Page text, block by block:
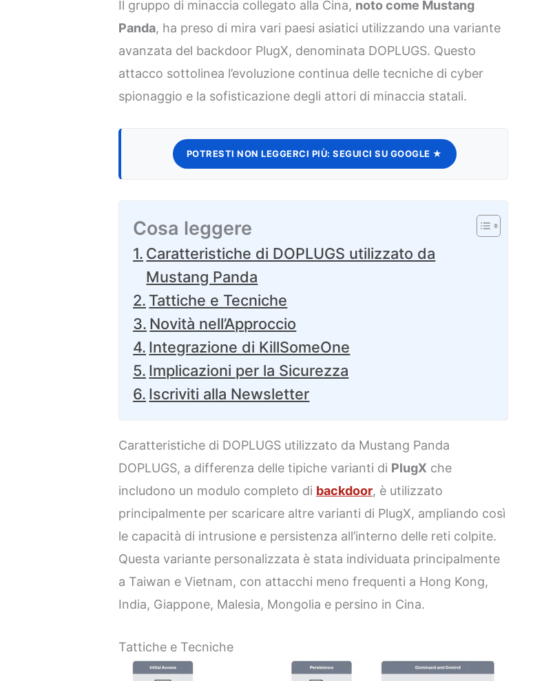
Il gruppo di minaccia collegato alla Cina, noto come Mustang
Panda, ha preso di mira vari paesi asiatici utilizzando una variante
avanzata del backdoor PlugX, denominata DOPLUGS. Questo
attacco sottolinea l’evoluzione continua delle tecniche di cyber
spionaggio e la sofisticazione degli attori di minaccia statali.
POTRESTI NON LEGGERCI PIÙ: SEGUICI SU GOOGLE ★
Cosa leggere
Caratteristiche di DOPLUGS utilizzato da
Mustang Panda
Tattiche e Tecniche
Novità nell’Approccio
Integrazione di KillSomeOne
Implicazioni per la Sicurezza
Iscriviti alla Newsletter
Caratteristiche di DOPLUGS utilizzato da Mustang Panda
DOPLUGS, a differenza delle tipiche varianti di PlugX che
includono un modulo completo di backdoor, è utilizzato
principalmente per scaricare altre varianti di PlugX, ampliando così
le capacità di intrusione e persistenza all’interno delle reti colpite.
Questa variante personalizzata è stata individuata principalmente
a Taiwan e Vietnam, con attacchi meno frequenti a Hong Kong,
India, Giappone, Malesia, Mongolia e persino in Cina.
Tattiche e Tecniche